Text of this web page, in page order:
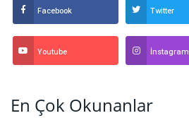
Facebook Twitter
Youtube İnstagram
En Çok Okunanlar